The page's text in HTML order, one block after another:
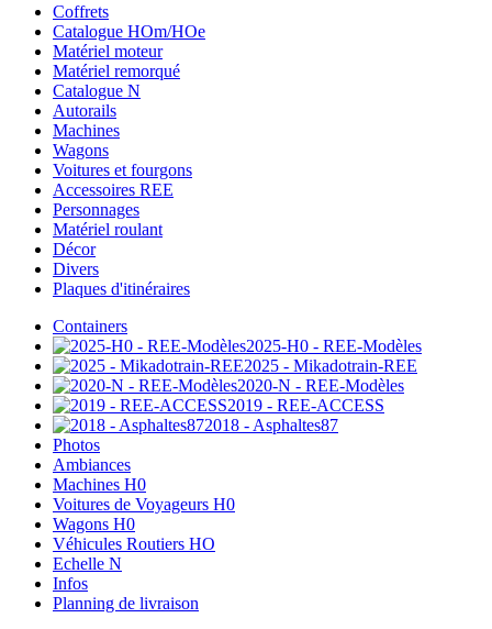
Coffrets
Catalogue HOm/HOe
Matériel moteur
Matériel remorqué
Catalogue N
Autorails
Machines
Wagons
Voitures et fourgons
Accessoires REE
Personnages
Matériel roulant
Décor
Divers
Plaques d'itinéraires
Containers
2025-H0 - REE-Modèles
2025 - Mikadotrain-REE
2020-N - REE-Modèles
2019 - REE-ACCESS
2018 - Asphaltes87
Photos
Ambiances
Machines H0
Voitures de Voyageurs H0
Wagons H0
Véhicules Routiers HO
Echelle N
Infos
Planning de livraison